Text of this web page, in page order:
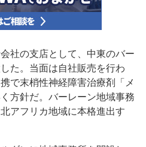
社の支店として、中東のバー
た。当面は自社販売を行わ
で末梢性神経障害治療剤「メ
方針だ。バーレーン地域事務
アフリカ地域に本格進出す